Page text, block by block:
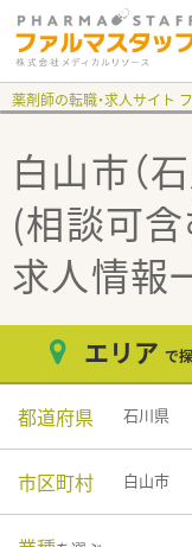
薬剤師の転職・求人サイト
白山市（
(相談可
求人情報
エリア で
都道府県 石川県
市区町村 白山市